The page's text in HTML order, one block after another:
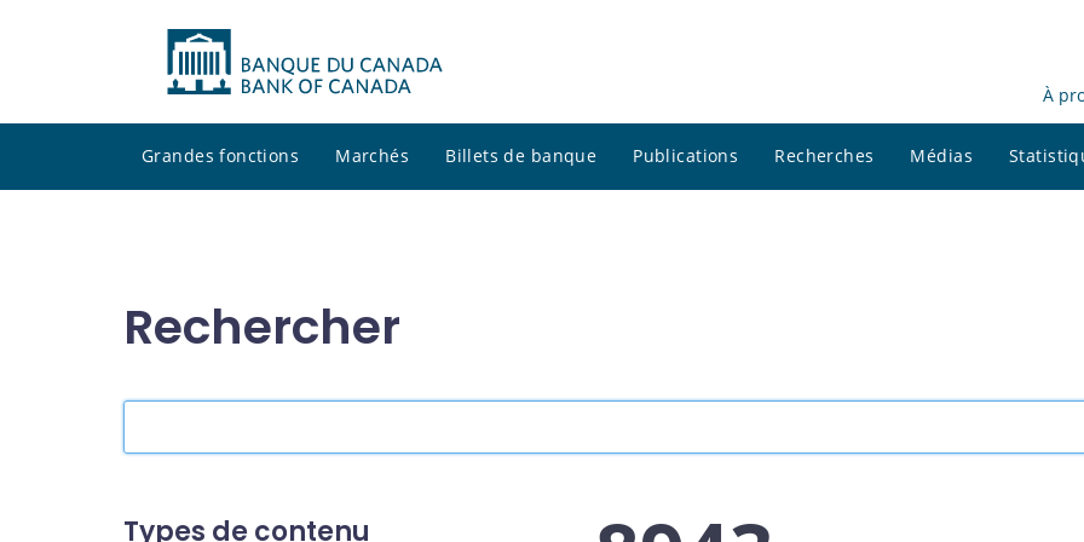
À
Grandes fonctions Marchés Billets de banque Publications Recherches Médias
Rechercher
site
Types de contenu